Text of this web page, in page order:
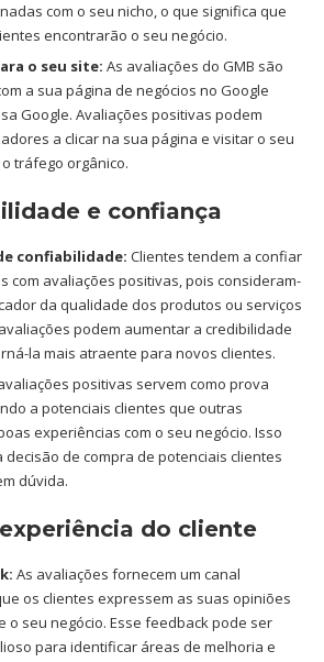
com o seu nicho, o que significa que
encontrarão o seu negócio.
o seu site: As avaliações do GMB são
a sua página de negócios no Google
Google. Avaliações positivas podem
a clicar na sua página e visitar o seu
tráfego orgânico.
e confiança
confiabilidade: Clientes tendem a confiar
com avaliações positivas, pois consideram-
da qualidade dos produtos ou serviços
podem aumentar a credibilidade
la mais atraente para novos clientes.
positivas servem como prova
a potenciais clientes que outras
experiências com o seu negócio. Isso
de compra de potenciais clientes
dúvida.
do cliente
As avaliações fornecem um canal
os clientes expressem as suas opiniões
o seu negócio. Esse feedback pode ser
para identificar áreas de melhoria e